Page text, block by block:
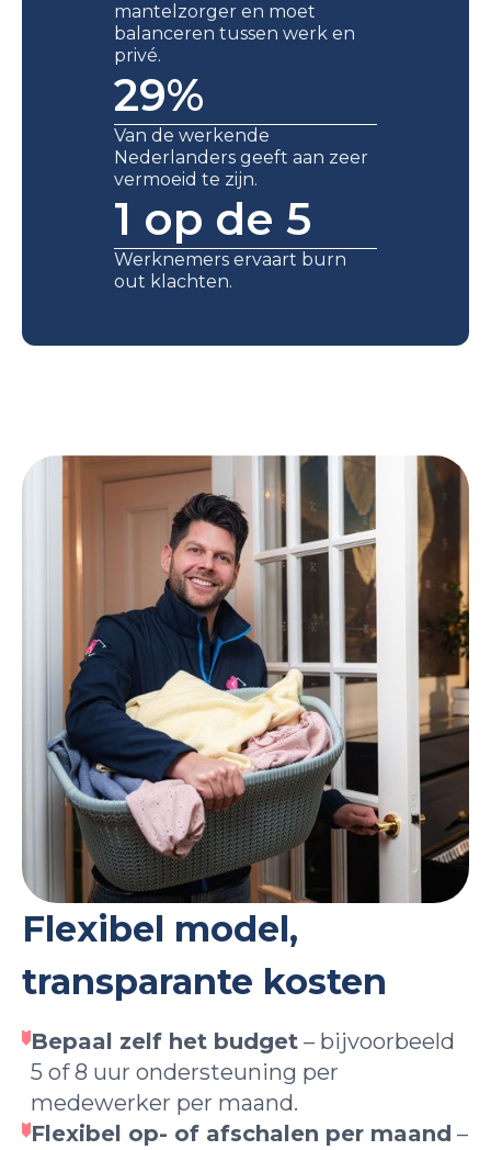
mantelzorger en moet
balanceren tussen werk en
privé.
29%
Van de werkende
Nederlanders geeft aan zeer
vermoeid te zijn.
1 op de 5
Werknemers ervaart burn
out klachten.
Flexibel model,
transparante kosten
Bepaal zelf het budget – bijvoorbeeld
5 of 8 uur ondersteuning per
medewerker per maand.
Flexibel op- of afschalen per maand –